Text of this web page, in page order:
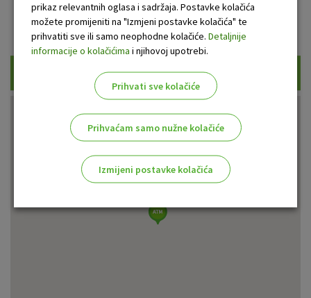
Prikaži samo uplatne bankomate
prikaz relevantnih oglasa i sadržaja. Postavke kolačića
možete promijeniti na "Izmjeni postavke kolačića" te
prihvatiti sve ili samo neophodne kolačiće. Detaljnije
informacije o kolačićima i njihovoj upotrebi.
Prihvati sve kolačiće
Prihvaćam samo nužne kolačiće
Izmijeni postavke kolačića